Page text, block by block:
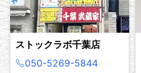
ストックラボ千葉店
050-5269-5844